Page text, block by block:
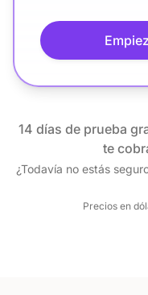
14 días de prueba
te
¿Todavía no estás
Precios en